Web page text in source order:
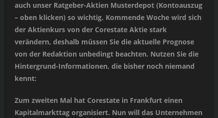
auch unser Ratgeber-Aktien Musterdepot (Kontoauszug
– oben klicken) so wichtig. Kommende Woche wird sich
der Aktienkurs von der Corestate Aktie stark
verändern, deshalb müssen Sie die aktuelle Prognose
von der Redaktion unbedingt beachten. Nutzen Sie die
Hintergrund-Informationen, die bisher noch niemand
kennt:
Zum zweiten Mal hat Corestate in Frankfurt einen
Kapitalmarkttag organisiert. Nun will das Unternehmen